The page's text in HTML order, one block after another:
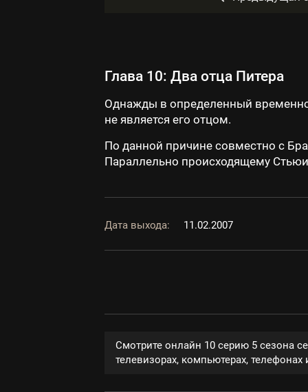
Глава 10: Два отца Питера
Однажды в определенный
не является его отцом.
По данной причине совместно с
Параллельно происходящему
Дата выхода: 11.02.2007
Смотрите онлайн 10 серию 5 сезона
телевизорах, компьютерах,